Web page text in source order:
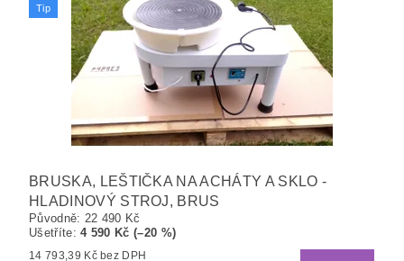
Tip
BRUSKA, LEŠTIČKA NA ACHÁTY A SKLO -
HLADINOVÝ STROJ, BRUS
Původně: 22 490 Kč
Ušetříte:4 590 Kč (–20 %)
14 793,39 Kč bez DPH